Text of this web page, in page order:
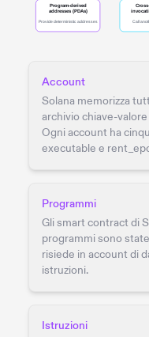
Account
Solana memorizza
archivio chiave-
Ogni account ha
executable e
Programmi
Gli smart contract di
programmi sono
risiede in account di
istruzioni.
Istruzioni